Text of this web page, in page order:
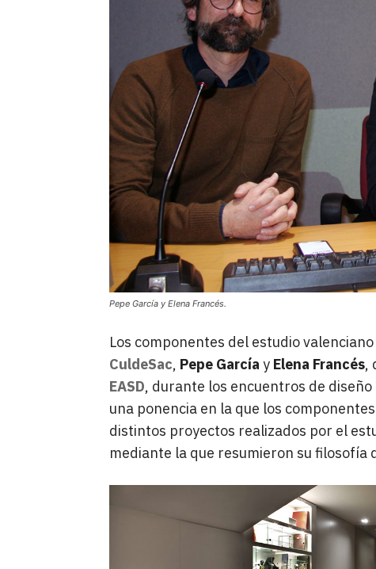
Pepe García y Elena Francés.
Los componentes del estudio
CuldeSac, Pepe García y Elena Francés,
EASD, durante los encuentros de diseño
una ponencia en la que los
distintos proyectos realizados por el
mediante la que resumieron su filosofía